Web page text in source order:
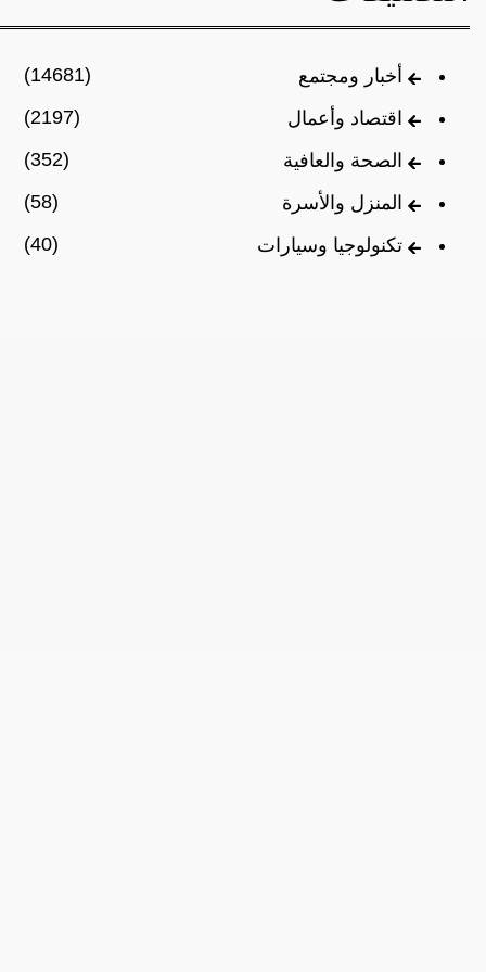
أخبار ومجتمع
(14681)
اقتصاد وأعمال
(2197)
الصحة والعافية
(352)
المنزل والأسرة
(58)
تكنولوجيا وسيارات
(40)